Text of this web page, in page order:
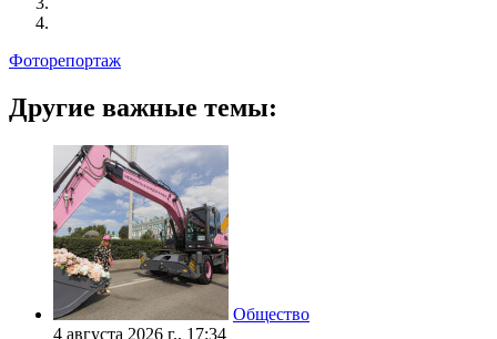
Фоторепортаж
Другие важные темы:
Общество
4 августа 2026 г., 17:34